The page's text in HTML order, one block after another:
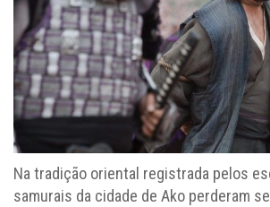
Na tradição oriental registrada pelos
samurais da cidade de Ako perderam